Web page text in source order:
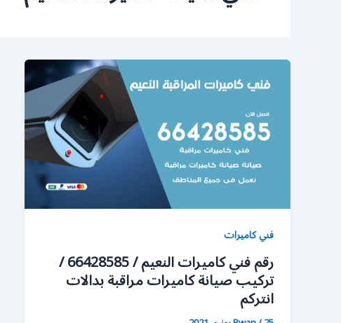
فني كاميرات
رقم فني كاميرات النعيم / 66428585 /
تركيب صيانة كاميرات مراقبة بدالات
انتركم